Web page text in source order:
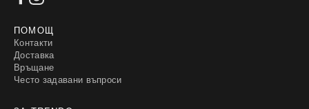
ПОМОЩ
Контакти
Доставка
Връщане
Често задавани въпроси